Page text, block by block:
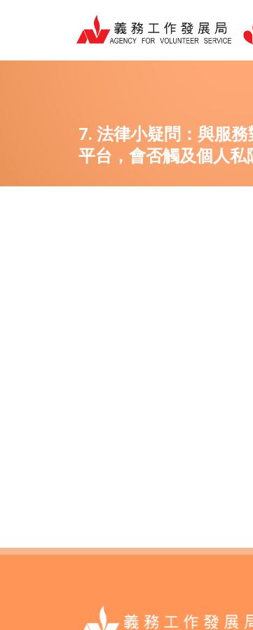
要
7. 法律小疑問：與服
平台，會否觸及個人私